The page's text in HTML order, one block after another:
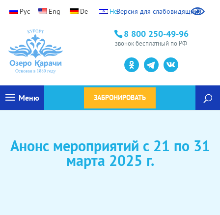
8 800 250-49-96
звонок бесплатный по РФ
Версия для слабовидящих
ЗАБРОНИРОВАТЬ
Меню
Анонс мероприятий с 21 по 31
марта 2025 г.
Ранний заезд / поздний выезд
Уважаемые гости, доступна услуга ранний заезд /
поздний выезд
Узнать подробности